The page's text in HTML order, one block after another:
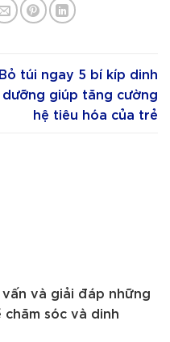
Bỏ túi ngay 5 bí kíp dinh
dưỡng giúp tăng cường
hệ tiêu hóa của trẻ
và giải đáp những
sóc và dinh